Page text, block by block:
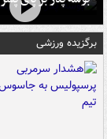
برگزیده ورزشی